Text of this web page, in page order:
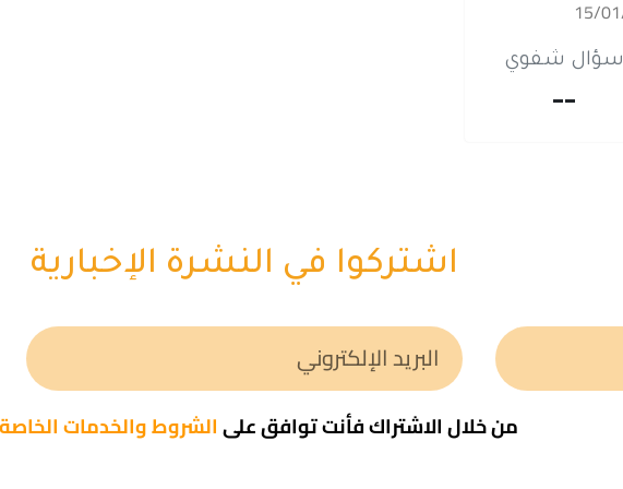
سؤال شفوي
--
اشتركوا في النشرة الإخبارية
من خلال الاشتراك فأنت توافق علىالشروط والخدمات الخاصة